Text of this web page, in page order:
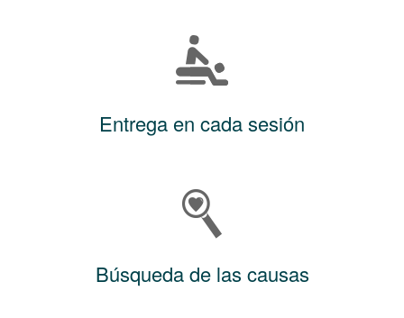
Entrega en cada sesión
Búsqueda de las causas